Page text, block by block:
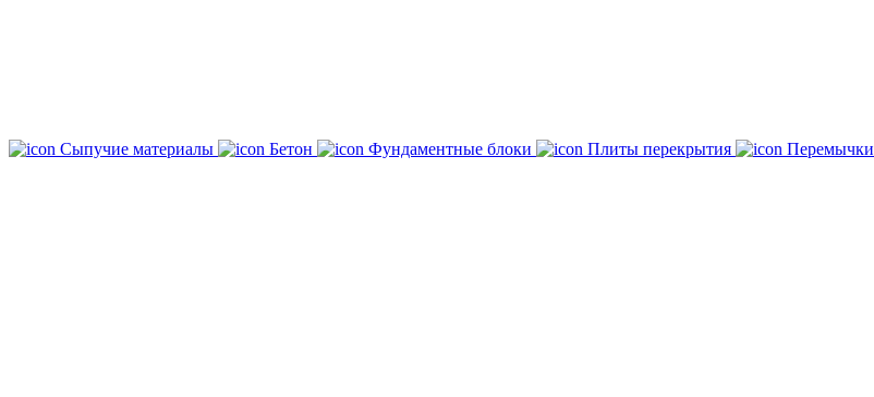
Сыпучие материалы Бетон Фундаментные блоки Плиты перекрытия Перемычки